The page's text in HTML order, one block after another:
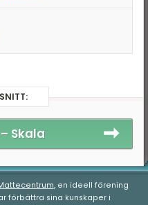
Skala
, en ideell förening
förbättra sina kunskaper i